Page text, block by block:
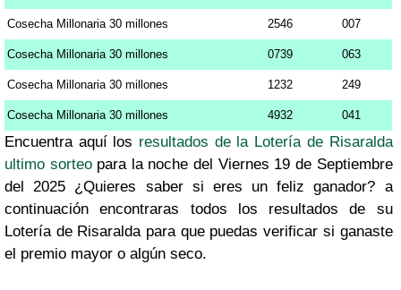
Cosecha Millonaria 30 millones 2546 007
Cosecha Millonaria 30 millones 0739 063
Cosecha Millonaria 30 millones 1232 249
Cosecha Millonaria 30 millones 4932 041
Encuentra aquí los resultados de la Lotería de Risaralda
ultimo sorteopara la noche del Viernes 19 de Septiembre
del 2025 ¿Quieres saber si eres un feliz ganador? a
continuación encontraras todos los resultados de su
Lotería de Risaralda para que puedas verificar si ganaste
el premio mayor o algún seco.